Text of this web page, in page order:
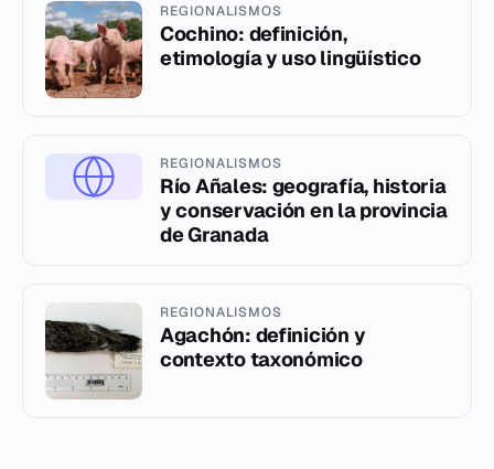
REGIONALISMOS
Cochino: definición,
etimología y uso lingüístico
REGIONALISMOS
Río Añales: geografía, historia
y conservación en la provincia
de Granada
REGIONALISMOS
Agachón: definición y
contexto taxonómico